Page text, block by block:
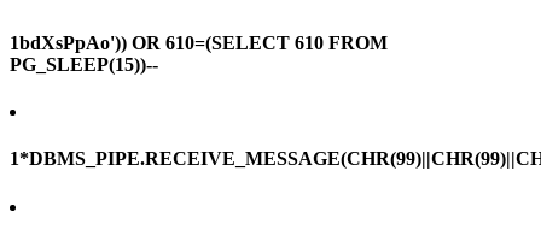
1bdXsPpAo')) OR 610=(SELECT 610 FROM
PG_SLEEP(15))--